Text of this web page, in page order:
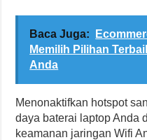
Baca Juga:
Memilih Pilihan
Anda
Menonaktifkan hotspot
daya baterai laptop Anda
keamanan jaringan Wifi